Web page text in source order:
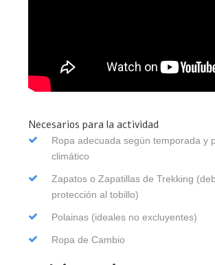
Necesarios para la actividad
Ropa adecuada según temporada y
climático
Zapatos o Zapatillas de Trekking
protección al tobillo)
Polainas (ideales no excluyentes)
Ropa de Cambio